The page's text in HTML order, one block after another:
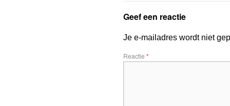
Geef een reactie
Je e-mailadres wordt niet
Reactie *